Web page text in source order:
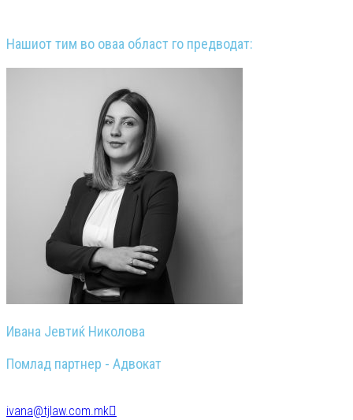
Нашиот тим во оваа област го предводат:
Ивана Јевтиќ Николова
Помлад партнер - Адвокат
ivana@tjlaw.com.mk